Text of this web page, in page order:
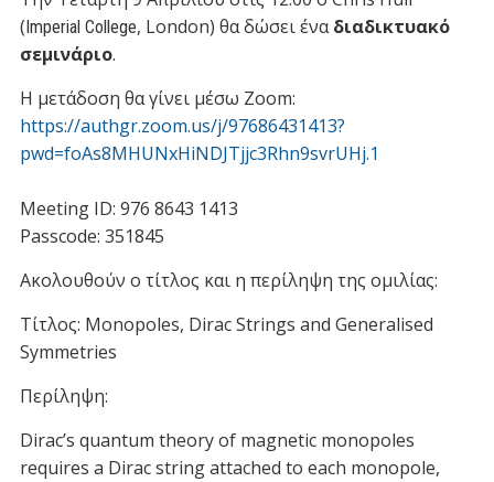
format_underlined Underline links
font_download Mark links
R
e
s
l
p
s
cached
(Imperial College, London) θα δώσει έναδιαδικτυακό
σεμινάριο.
Η μετάδοση θα γίνει μέσω Zoom:
https://authgr.zoom.us/j/97686431413?
pwd=foAs8MHUNxHiNDJTjjc3Rhn9svrUHj.1
Meeting ID: 976 8643 1413
Passcode: 351845
Ακολουθούν ο τίτλος και η περίληψη της ομιλίας:
Τίτλος: Monopoles, Dirac Strings and Generalised
Symmetries
Περίληψη:
Dirac’s quantum theory of magnetic monopoles
requires a Dirac string attached to each monopole,